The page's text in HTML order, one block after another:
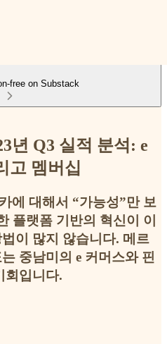
free on Substack
년 Q3 실적 분석: e
고 멤버십
에 대해서 “가능성”만 보
플랫폼 기반의 혁신이 이
이 많지 않습니다. 메르
중남미의 e 커머스와 핀
회입니다.